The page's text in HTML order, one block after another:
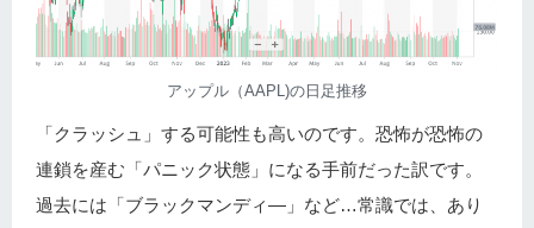
アップル（AAPL)の日足推移
「クラッシュ」する可能性も高いのです。恐怖が恐怖の
連鎖を産む「パニック状態」になる手前だった訳です。
過去には「ブラックマンディ―」など…常識では、あり